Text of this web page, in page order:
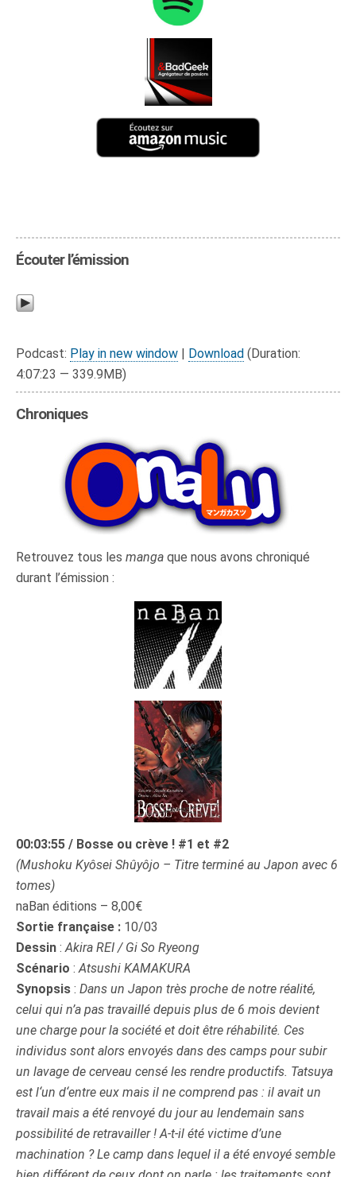
Écouter l’émission
Podcast: Play in new window Download (Duration:
4:07:23 — 339.9MB)
Chroniques
Retrouvez tous les manga que nous avons chroniqué
durant l’émission :
00:03:55 / Bosse ou crève ! #1 et #2
(Mushoku Kyôsei Shûyôjo – Titre terminé au Japon avec 6
tomes)
naBan éditions – 8,00€
Sortie française : 10/03
Dessin : Akira REI / Gi So Ryeong
Scénario : Atsushi KAMAKURA
Synopsis : Dans un Japon très proche de notre réalité,
celui qui n’a pas travaillé depuis plus de 6 mois devient
une charge pour la société et doit être réhabilité. Ces
individus sont alors envoyés dans des camps pour subir
un lavage de cerveau censé les rendre productifs. Tatsuya
est l‘un d‘entre eux mais il ne comprend pas : il avait un
travail mais a été renvoyé du jour au lendemain sans
possibilité de retravailler ! A-t-il été victime d’une
machination ? Le camp dans lequel il a été envoyé semble